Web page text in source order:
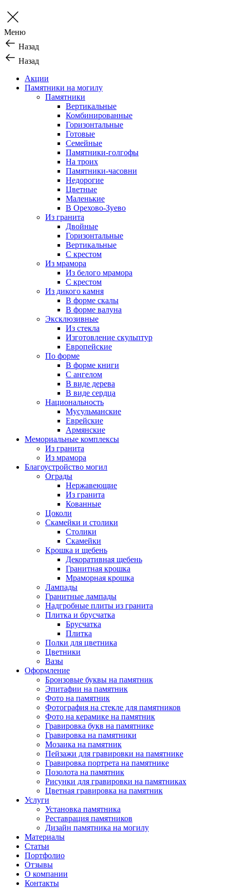
Меню
Назад
Назад
Акции
Памятники на могилу
Памятники
Вертикальные
Комбинированные
Горизонтальные
Готовые
Семейные
Памятники-голгофы
На троих
Памятники-часовни
Недорогие
Цветные
Маленькие
В Орехово-Зуево
Из гранита
Двойные
Горизонтальные
Вертикальные
С крестом
Из мрамора
Из белого мрамора
С крестом
Из дикого камня
В форме скалы
В форме валуна
Эксклюзивные
Из стекла
Изготовление скульптур
Европейские
По форме
В форме книги
С ангелом
В виде дерева
В виде сердца
Национальность
Мусульманские
Еврейские
Армянские
Мемориальные комплексы
Из гранита
Из мрамора
Благоустройство могил
Ограды
Нержавеющие
Из гранита
Кованные
Цоколи
Скамейки и столики
Столики
Скамейки
Крошка и щебень
Декоративная щебень
Гранитная крошка
Мраморная крошка
Лампады
Гранитные лампады
Надгробные плиты из гранита
Плитка и брусчатка
Брусчатка
Плитка
Полки для цветника
Цветники
Вазы
Оформление
Бронзовые буквы на памятник
Эпитафии на памятник
Фото на памятник
Фотография на стекле для памятников
Фото на керамике на памятник
Гравировка букв на памятнике
Гравировка на памятники
Мозаика на памятник
Пейзажи для гравировки на памятнике
Гравировка портрета на памятнике
Позолота на памятник
Рисунки для гравировки на памятниках
Цветная гравировка на памятник
Услуги
Установка памятника
Реставрация памятников
Дизайн памятника на могилу
Материалы
Статьи
Портфолио
Отзывы
О компании
Контакты